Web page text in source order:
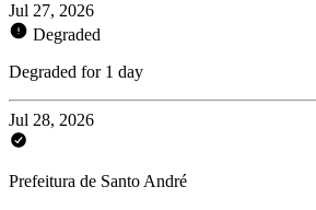
Jul 27, 2026
Degraded
Degraded for 1 day
Jul 28, 2026
Prefeitura de Santo André